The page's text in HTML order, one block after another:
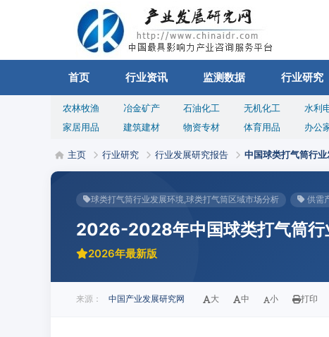
首页 行业资讯 监测数据 行业研究
农林牧渔 冶金矿产 石油化工 无机化工 水利
家居用品
建筑建材 物资专材 体育用品 办公
主页 行业研究 行业发展研究报告 中国球类打气筒行
球类打气筒行业发展环境,球类打气筒区域市场分析 供需
2026-2028年中国球类打气筒行
2026年最新版
来源： 中国产业发展研究网 大 中 小 打印